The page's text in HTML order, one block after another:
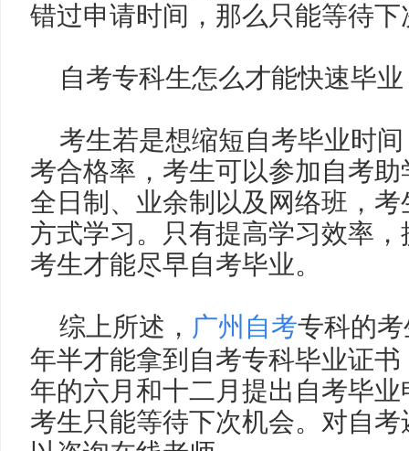
错过申请时间，那么只能等待
自考专科生怎么才能快速毕
考生若是想缩短自考毕业时
考合格率，考生可以参加自考
全日制、业余制以及网络班，
方式学习。只有提高学习效率
考生才能尽早自考毕业。
综上所述， 广州自考专科的
年半才能拿到自考专科毕业证
年的六月和十二月提出自考毕
考生只能等待下次机会。对自